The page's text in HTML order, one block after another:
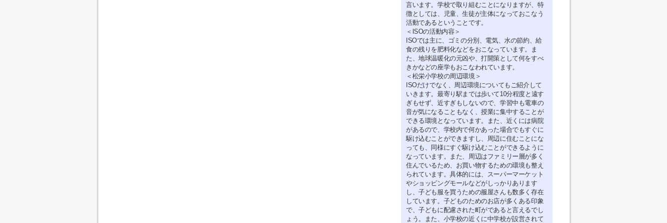
言います。学校で取り組むことになりますが、特
徴としては、児童、生徒が主体になっておこなう
活動であるということです。
＜ISOの活動内容＞
ISOでは主に、ゴミの分別、電気、水の節約、給
食の残りを肥料化などをおこなっています。ま
た、地球温暖化の元凶や、打開策として何をすべ
きかなどの座学もおこなわれています。
＜松栄小学校の周辺環境＞
ISOだけでなく、周辺環境についてもご紹介して
いきます。最寄り駅までは歩いて10分程度と遠す
ぎもせず、近すぎもしないので、学習中も電車の
音が気になることもなく、授業に集中することが
できる環境となっています。また、近くには病院
があるので、学校内で何かあった場合でもすぐに
駆け込むことができますし、周辺に住むことにな
っても、同様にすぐ駆け込むことができるように
なっています。また、周辺はファミリー層が多く
住んでいるため、お買い物するための環境も整え
られています。具体的には、スーパーマーケット
やショッピングモールなどがしっかりあります
し、子ども服を買うための服屋さんも数多く存在
しています。子どものためのお店が多くある印象
で、子どもに配慮された町がであると言えるでし
ょう。また、小学校の近くに中学校が設営されて